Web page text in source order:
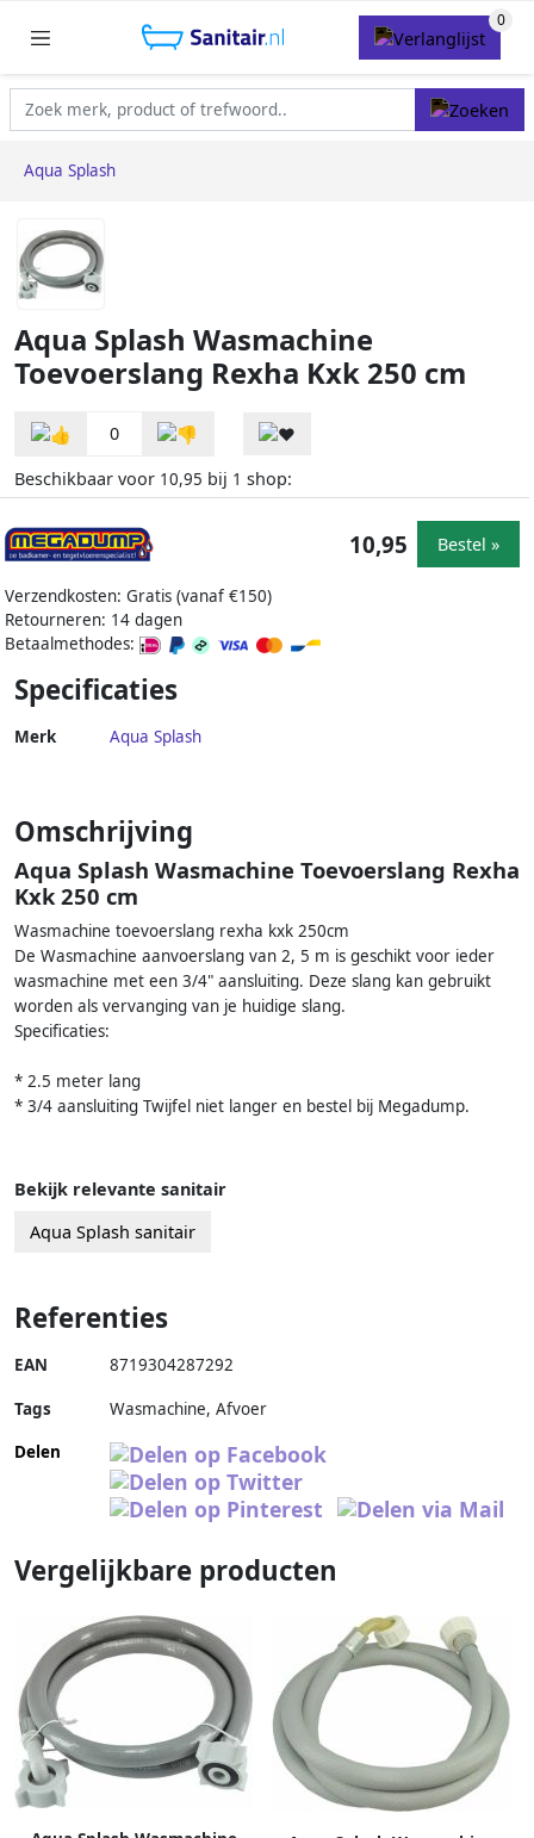
Aqua Splash
Aqua Splash Wasmachine
Toevoerslang Rexha Kxk 250 cm
0
Beschikbaar voor 10,95 bij 1 shop:
Verzendkosten: Gratis (vanaf €150)
Retourneren: 14 dagen
Betaalmethodes:
10,95 Bestel »
Specificaties
Merk Aqua Splash
Omschrijving
Aqua Splash Wasmachine Toevoerslang Rexha
Kxk 250 cm
Wasmachine toevoerslang rexha kxk 250cm
De Wasmachine aanvoerslang van 2, 5 m is geschikt voor ieder
wasmachine met een 3/4" aansluiting. Deze slang kan gebruikt
worden als vervanging van je huidige slang.
Specificaties:
* 2.5 meter lang
* 3/4 aansluiting Twijfel niet langer en bestel bij Megadump.
Bekijk relevante sanitair
Aqua Splash sanitair
Referenties
EAN 8719304287292
Tags
Wasmachine, Afvoer
Delen
Vergelijkbare producten